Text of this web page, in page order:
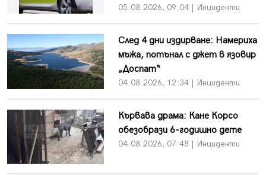
05.08.2026, 09:04 | Инциденти
След 4 дни издирване: Намериха
мъжа, потънал с джет в язовир
„Доспат“
04.08.2026, 12:34 | Инциденти
Кървава драма: Кане Корсо
обезобрази 6-годишно дете
04.08.2026, 07:48 | Инциденти